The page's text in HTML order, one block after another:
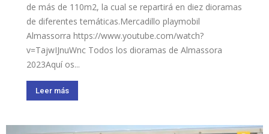
de más de 110m2, la cual se repartirá en diez dioramas
de diferentes temáticas.Mercadillo playmobil
Almassorra https://www.youtube.com/watch?
v=TajwIJnuWnc Todos los dioramas de Almassora
2023Aquí os...
Leer más